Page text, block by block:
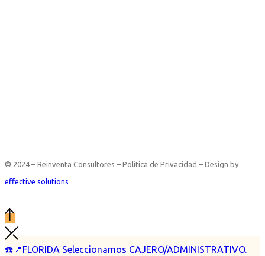
☎️📍FLORIDA Seleccionamos CAJERO/ADMINISTRATIVO.
© 2024 – Reinventa Consultores – Política de Privacidad – Design by
effective solutions